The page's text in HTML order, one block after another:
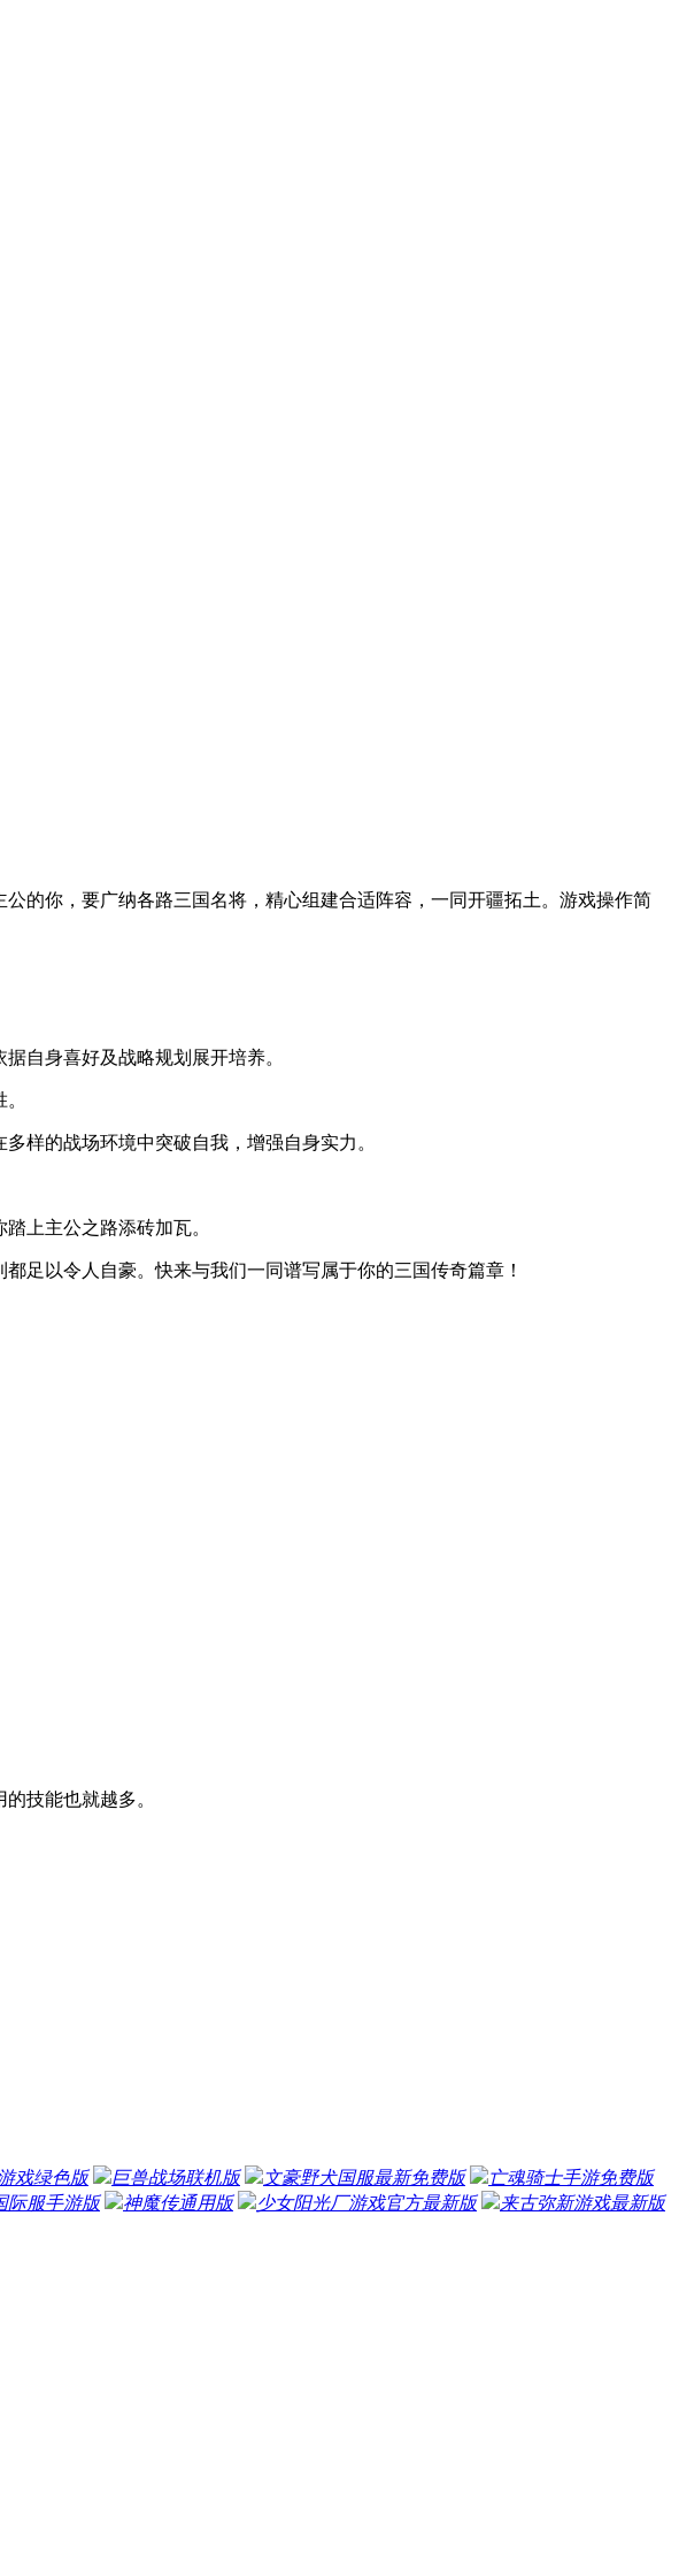
的你，要广纳各路三国名将，精心组建合适阵容，一同开疆拓土。游戏操作简
自身喜好及战略规划展开培养。
样的战场环境中突破自我，增强自身实力。
上主公之路添砖加瓦。
足以令人自豪。快来与我们一同谱写属于你的三国传奇篇章！
技能也就越多。
戏绿色版 巨兽战场联机版 文豪野犬国服最新免费版
亡魂骑士手游免费版
际服手游版 神魔传通用版 少女阳光厂游戏官方最新版
来古弥新游戏最新版